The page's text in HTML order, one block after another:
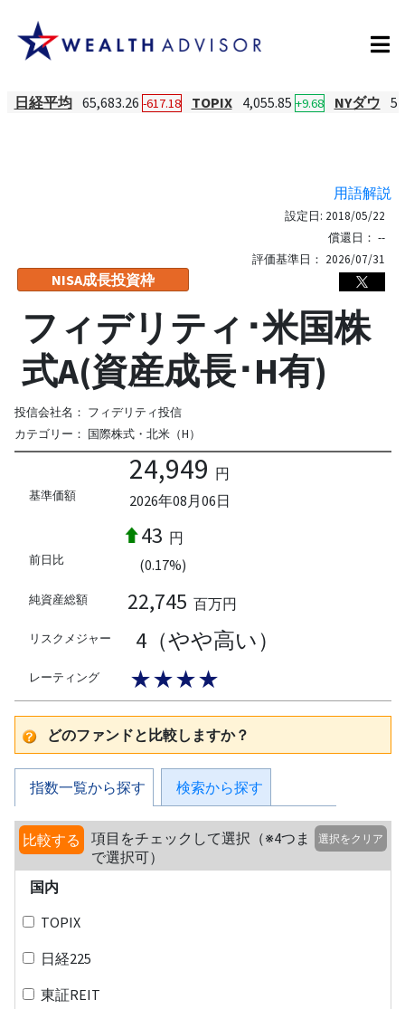
日経平均 65,683.26 -617.18 TOPIX 4,055.85 +9.68 NYダウ
用語解説
NISA成長投資枠
設定日: 2018/05/22
償還日： --
評価基準日： 2026/07/31
フィデリティ･米国株
式A(資産成長･H有)
投信会社名： フィデリティ投信
カテゴリー： 国際株式・北米（H）
基準価額
24,949 円
2026年08月06日
前日比
43 円
(0.17%)
純資産総額 22,745 百万円
リスクメジャー 4（やや高い）
レーティング ★★★★
どのファンドと比較しますか？
指数一覧から探す 検索から探す
比較する
項目をチェックして選択（※4つま
で選択可）
選択をクリア
国内
TOPIX
日経225
東証REIT